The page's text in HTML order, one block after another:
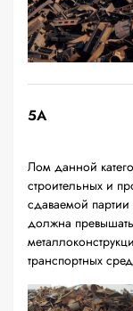
5А
Лом данной
строительных и
сдаваемой
должна
транспортных